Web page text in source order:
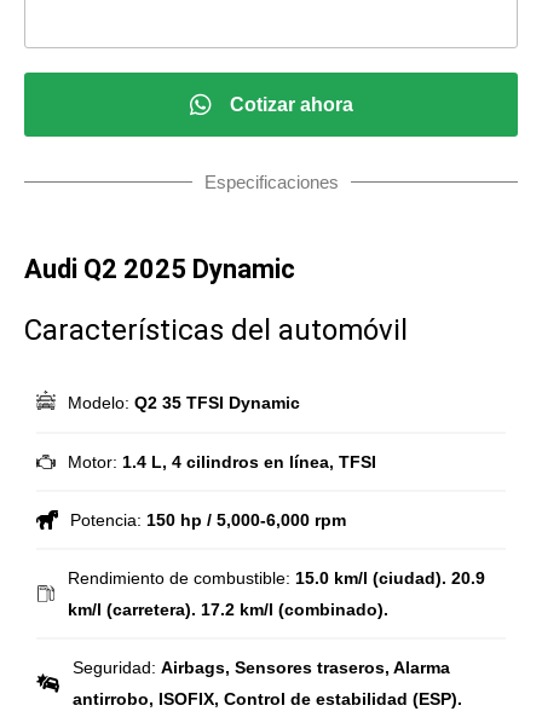
Cotizar ahora
Especificaciones
Audi Q2 2025 Dynamic
Características del automóvil
Modelo: Q2 35 TFSI Dynamic
Motor: 1.4 L, 4 cilindros en línea, TFSI
Potencia: 150 hp / 5,000-6,000 rpm
Rendimiento de combustible: 15.0 km/l (ciudad). 20.9
km/l (carretera). 17.2 km/l (combinado).
Seguridad: Airbags, Sensores traseros, Alarma
antirrobo, ISOFIX, Control de estabilidad (ESP).